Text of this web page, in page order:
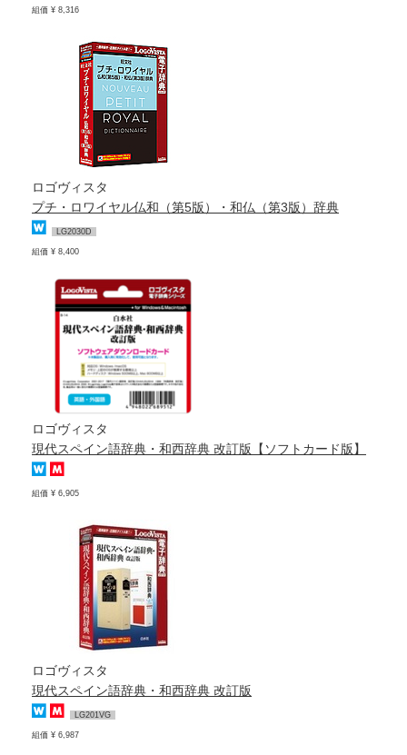
組価 ¥ 8,316
ロゴヴィスタ
プチ・ロワイヤル仏和（第5版）・和仏（第3版）辞典
LG2030D
組価 ¥ 8,400
ロゴヴィスタ
現代スペイン語辞典・和西辞典 改訂版【ソフトカード版】
組価 ¥ 6,905
ロゴヴィスタ
現代スペイン語辞典・和西辞典 改訂版
LG201VG
組価 ¥ 6,987